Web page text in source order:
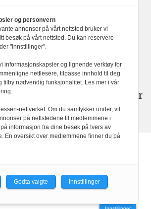
kom24@watchmedia.no
etter Vær Varsom-
for god presseskikk. Her
omPFUsarbeid.
og personvern
annonser på vårt nettsted bruker vi
besøk på vårt nettsted. Du kan reservere
"Innstillinger".
informasjonskapsler og lignende verktøy for
nettlesere, tilpasse innhold til deg
tilby nødvendig funksjonalitet. Les mer i vår
nettverket. Om du samtykker under, vil
på nettstedene til medlemmene i
informasjon fra dine besøk på tvers av
En oversikt over medlemmene finner du på
Godta valgte Innstillinger